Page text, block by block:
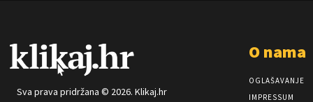
Sva prava pridržana © 2026. Klikaj.hr
O nama
OGLAŠAVANJE
IMPRESSUM